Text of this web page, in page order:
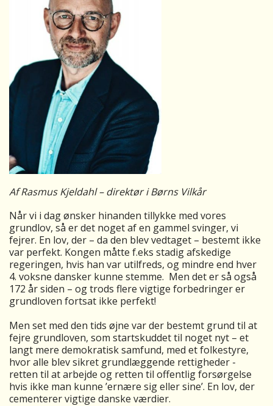
Af Rasmus Kjeldahl – direktør i Børns Vilkår
Når vi i dag ønsker hinanden tillykke med vores
grundlov, så er det noget af en gammel svinger, vi
fejrer. En lov, der – da den blev vedtaget – bestemt ikke
var perfekt. Kongen måtte f.eks stadig afskedige
regeringen, hvis han var utilfreds, og mindre end hver
4. voksne dansker kunne stemme. Men det er så også
172 år siden – og trods flere vigtige forbedringer er
grundloven fortsat ikke perfekt!
Men set med den tids øjne var der bestemt grund til at
fejre grundloven, som startskuddet til noget nyt – et
langt mere demokratisk samfund, med et folkestyre,
hvor alle blev sikret grundlæggende rettigheder -
retten til at arbejde og retten til offentlig forsørgelse
hvis ikke man kunne ’ernære sig eller sine’. En lov, der
cementerer vigtige danske værdier.